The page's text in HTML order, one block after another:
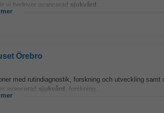
vi bedriver avancerad sjukvård
Örebro
med rutindiagnostik, forskning och utveckling samt
avancerad sjukvård , forskning...